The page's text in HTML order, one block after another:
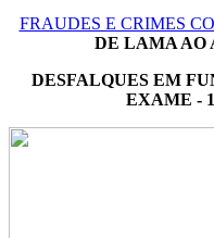
FRAUDES E CRIMES
DE LAMA AO
DESFALQUES EM
EXAME -